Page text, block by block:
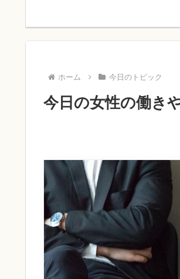
ホーム 今日のトピック
今日の女性の働き